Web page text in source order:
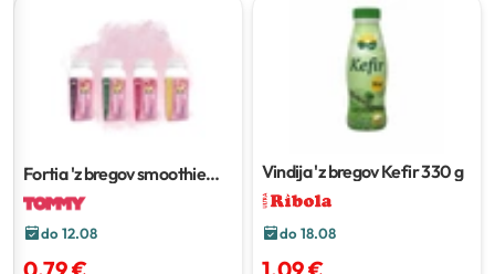
Fortia 'z bregov smoothie
200 g
do 12.08
Vindija 'z bregov Kefir330 g
do 18.08